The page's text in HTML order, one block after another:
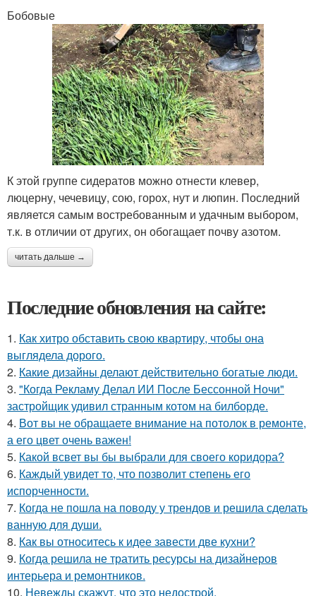
Бобовые
К этой группе сидератов можно отнести клевер,
люцерну, чечевицу, сою, горох, нут и люпин. Последний
является самым востребованным и удачным выбором,
т.к. в отличии от других, он обогащает почву азотом.
читать дальше →
Последние обновления на сайте:
1. Как хитро обставить свою квартиру, чтобы она
выглядела дорого.
2. Какие дизайны делают действительно богатые люди.
3. "Когда Рекламу Делал ИИ После Бессонной Ночи"
застройщик удивил странным котом на билборде.
4. Вот вы не обращаете внимание на потолок в ремонте,
а его цвет очень важен!
5. Какой всвет вы бы выбрали для своего коридора?
6. Каждый увидет то, что позволит степень его
испорченности.
7. Когда не пошла на поводу у трендов и решила сделать
ванную для души.
8. Как вы относитесь к идее завести две кухни?
9. Когда решила не тратить ресурсы на дизайнеров
интерьера и ремонтников.
10. Невежды скажут, что это недострой.